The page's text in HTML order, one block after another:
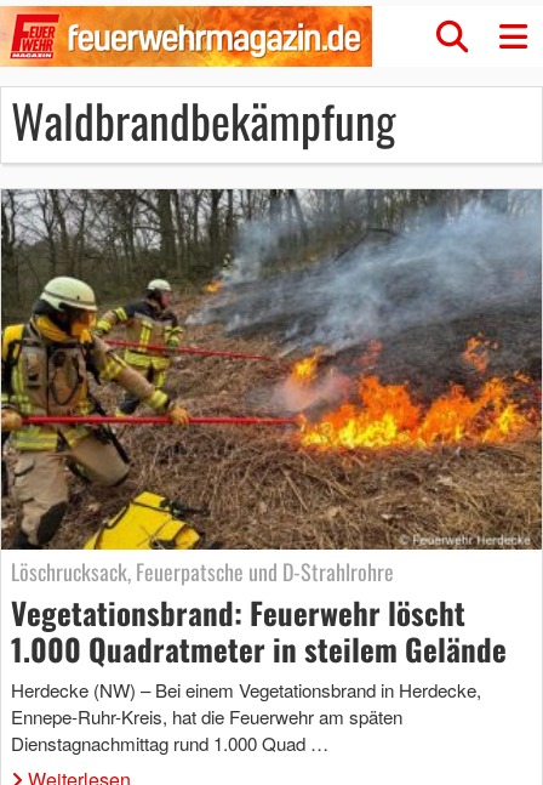
Waldbrandbekämpfung
Löschrucksack, Feuerpatsche und D-Strahlrohre
Vegetationsbrand: Feuerwehr löscht
1.000 Quadratmeter in steilem Gelände
Herdecke (NW) – Bei einem Vegetationsbrand in Herdecke,
Ennepe-Ruhr-Kreis, hat die Feuerwehr am späten
Dienstagnachmittag rund 1.000 Quad …
Weiterlesen